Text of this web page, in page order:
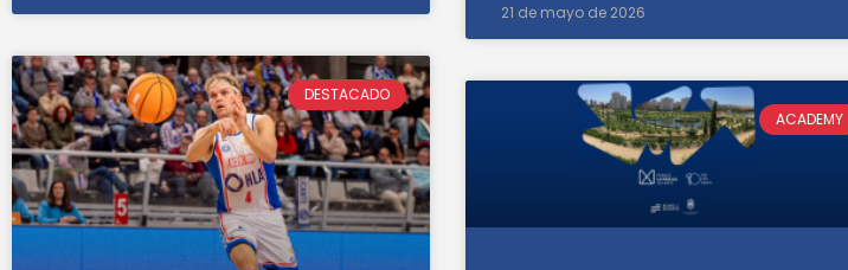
21 de mayo de 2026
DESTACADO
ACADEMY